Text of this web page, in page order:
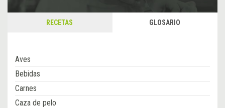
RECETAS GLOSARIO
Aves
Bebidas
Carnes
Caza de pelo